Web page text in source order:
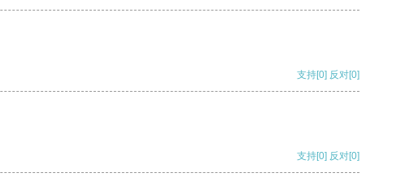
支持[0] 反对[0]
支持[0] 反对[0]